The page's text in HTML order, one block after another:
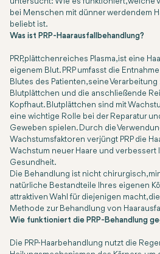
bei Menschen mit dünner werdendem
beliebt ist.
Was ist PRP-Haarausfallbehandlung?
PRP, plättchenreiches Plasma, ist eine
eigenem Blut. PRP umfasst die
Blutes des Patienten, seine
Blutplättchen und die anschließende
Kopfhaut. Blutplättchen sind mit
eine wichtige Rolle bei der Reparatur
Geweben spielen. Durch die
Wachstumsfaktoren verjüngt PRP die
Wachstum neuer Haare und verbessert
Gesundheit.
Die Behandlung ist nicht chirurgisch,
natürliche Bestandteile Ihres eigenen
attraktiven Wahl für diejenigen macht,
Methode zur Behandlung von
Wie funktioniert die PRP-Behandlung
Die PRP-Haarbehandlung nutzt die